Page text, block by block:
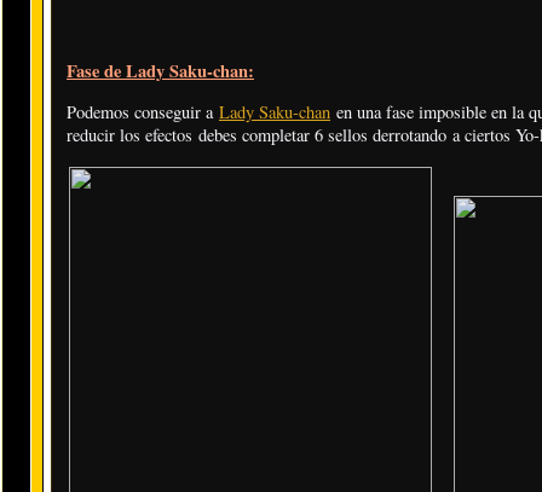
Fase de Lady Saku-chan:
Podemos conseguir a Lady Saku-chan en una fase imposible en la
reducir los efectos debes completar 6 sellos derrotando a ciertos